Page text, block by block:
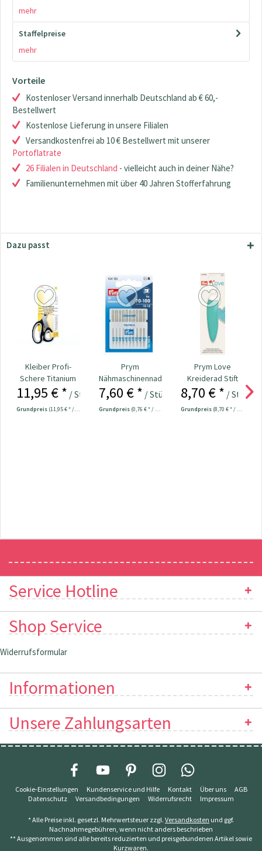
mehr
Staffelpreise
mehr
Vorteile
Kostenloser Versand innerhalb Deutschland ab € 60,-
Bestellwert
Kostenlose Lieferung in unsere Filialen
Versandkostenfrei ab 10 € Bestellwert mit unserer
Portoflatrate
26 Filialen in Deutschland - vielleicht auch in deiner Nähe?
Familienunternehmen mit über 40 Jahren Stofferfahrung
Dazu passt
Kleiber Profi-
Schere Titanium
Line 20,5 cm Nr....
11,95 € * / Stück
Grundpreis (11,95 € * / 1 Stück)
Prym
Nähmaschinennadeln
130/705
Universal...
7,60 € * / Stück
Grundpreis (0,76 € * / 1 Stück)
Prym Love
Kreiderad Stift
ergonomic Nr.
8,70 € * / Stück
Grundpreis (8,70 € * / 1 Stück)
Service Hotline
Shop Service
Widerrufsformular
Informationen
Unsere Zahlungsarten
Cookie-Einstellungen Kundenservice und Hilfe Kontakt Über uns
AGB
Datenschutz
Versandbedingungen Widerrufsrecht Impressum
* Alle Preise inkl. gesetzl. Mehrwertsteuer zzgl. Versandkosten und ggf.
Nachnahmegebühren, wenn nicht anders beschrieben
** Ausgenommen sind alle bereits reduzierten und preisgebundenen Artikel sowie
Kurzwaren.